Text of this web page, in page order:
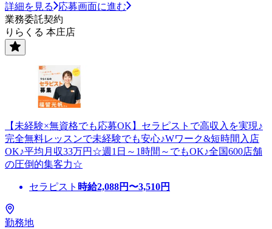
詳細を見る
応募画面に進む
業務委託契約
りらくる 本庄店
【未経験×無資格でも応募OK】セラピストで高収入を実現♪
完全無料レッスンで未経験でも安心♪Wワーク&短時間入店
OK♪平均月収33万円☆週1日～1時間～でもOK♪全国600店舗
の圧倒的集客力☆
セラピスト 時給2,088円〜3,510円
勤務地